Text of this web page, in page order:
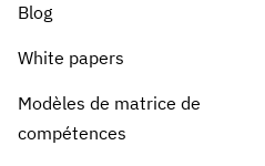
Blog
White papers
Modèles de matrice de
compétences